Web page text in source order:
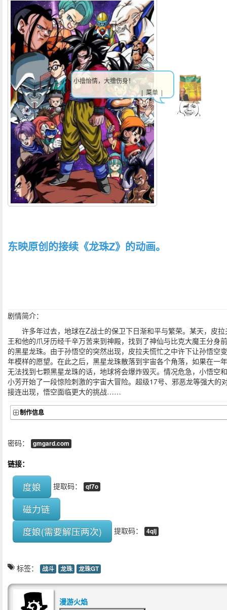
东映原创的接续《龙珠Z》的动画。
剧情简介：
许多年过去，地球在Z战士的保卫下日渐和平与繁荣。某天，皮拉
王和他的爪牙历经千辛万苦来到神殿，找到了神仙与比克大魔王分身
的黑星龙珠。由于孙悟空的突然出现，皮拉夫慌忙之中许下让孙悟空
年模样的愿望。在此之后，黑星龙珠散落到宇宙各个角落，如果在一
无法找到七颗黑星龙珠的话，地球将会爆炸毁灭。情况危急，小悟空
小芳开始了一段惊险刺激的宇宙大冒险。超级17号、邪恶龙等强大的
接连出现，悟空面临更大的挑战……
制作信息
密码： gmgard.com
链接：
度娘 提取码： qf7o
磁力链
度娘(需要解压两次)
提取码： 4qlj
标签： 战斗 龙珠 龙珠GT
漫游火焰
小撸怡情，大撸伤身！
| 菜单 |